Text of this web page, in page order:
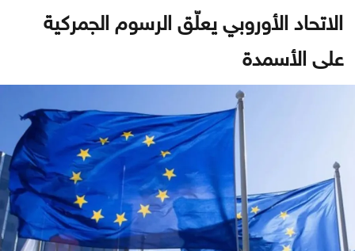
الاتحاد الأوروبي يعلّق الرسوم الجمركية
على الأسمدة